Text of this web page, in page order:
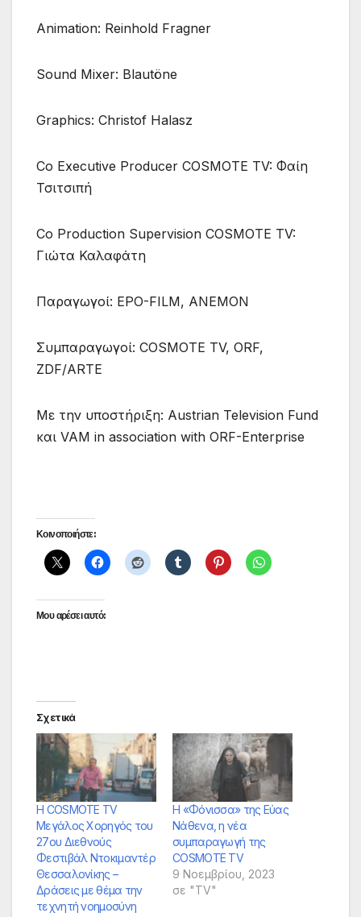
Animation: Reinhold Fragner
Sound Mixer: Blautöne
Graphics: Christof Halasz
Co Executive Producer COSMOTE TV: Φαίη
Τσιτσιπή
Co Production Supervision COSMOTE TV:
Γιώτα Καλαφάτη
Παραγωγοί: EPO-FILM, ANEMON
Συμπαραγωγοί: COSMOTE TV, ORF,
ZDF/ARTE
Με την υποστήριξη: Austrian Television Fund
και VAM in association with ORF-Enterprise
Κοινοποιήστε:
Μου αρέσει αυτό:
Σχετικά
Η COSMOTE TV
Μεγάλος Χορηγός του
27ου Διεθνούς
Φεστιβάλ Ντοκιμαντέρ
Θεσσαλονίκης –
Δράσεις με θέμα την
τεχνητή νοημοσύνη
Η «Φόνισσα» της Εύας
Νάθενα, η νέα
συμπαραγωγή της
COSMOTE TV
9 Νοεμβρίου, 2023
σε "TV"